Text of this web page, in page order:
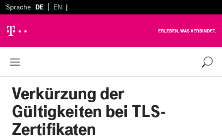
Sprache DE EN |
Verkürzung der
Gültigkeiten bei TLS-
Zertifikaten